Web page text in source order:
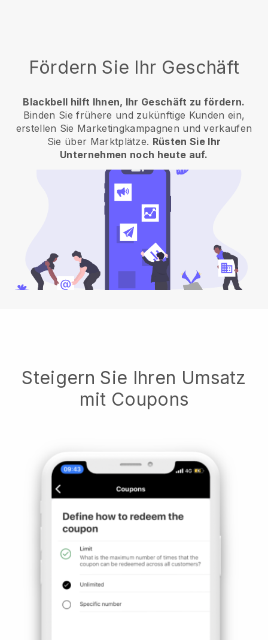
Fördern Sie Ihr Geschäft
Blackbell hilft Ihnen, Ihr Geschäft zu fördern.
Binden Sie frühere und zukünftige Kunden ein,
erstellen Sie Marketingkampagnen und verkaufen
Sie über Marktplätze. Rüsten Sie Ihr
Unternehmen noch heute auf.
Steigern Sie Ihren Umsatz
mit Coupons